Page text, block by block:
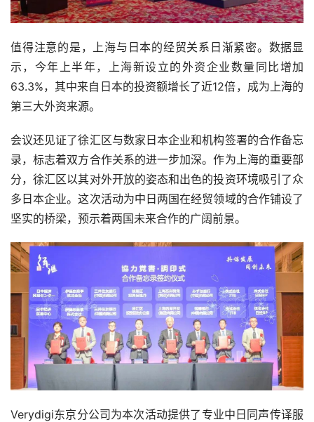
值得注意的是，上海与日本的经贸关系日渐紧密。数据显
示，今年上半年，上海新设立的外资企业数量同比增加
63.3%，其中来自日本的投资额增长了近12倍，成为上海的
第三大外资来源。
会议还见证了徐汇区与数家日本企业和机构签署的合作备忘
录，标志着双方合作关系的进一步加深。作为上海的重要部
分，徐汇区以其对外开放的姿态和出色的投资环境吸引了众
多日本企业。这次活动为中日两国在经贸领域的合作铺设了
坚实的桥梁，预示着两国未来合作的广阔前景。
Verydigi东京分公司为本次活动提供了专业中日同声传译服